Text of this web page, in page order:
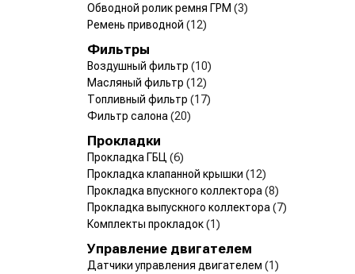
Обводной ролик ремня ГРМ (3)
Ремень приводной (12)
Фильтры
Воздушный фильтр (10)
Масляный фильтр (12)
Топливный фильтр (17)
Фильтр салона (20)
Прокладки
Прокладка ГБЦ (6)
Прокладка клапанной крышки (12)
Прокладка впускного коллектора (8)
Прокладка выпускного коллектора (7)
Комплекты прокладок(1)
Управление двигателем
Датчики управления двигателем (1)